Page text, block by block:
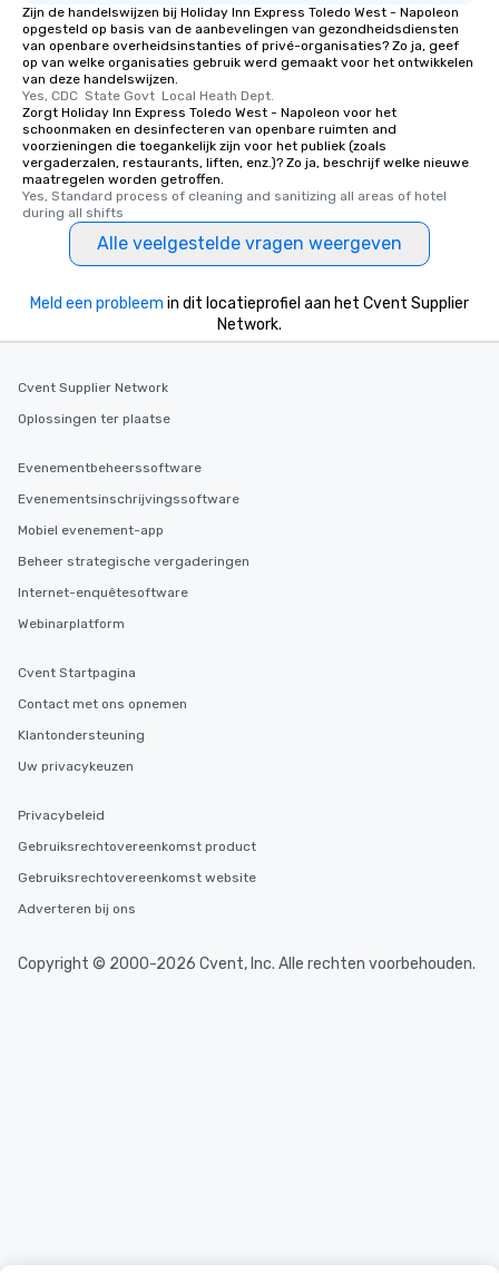
Zijn de handelswijzen bij Holiday Inn Express Toledo West - Napoleon
opgesteld op basis van de aanbevelingen van gezondheidsdiensten
van openbare overheidsinstanties of privé-organisaties? Zo ja, geef
op van welke organisaties gebruik werd gemaakt voor het ontwikkelen
van deze handelswijzen.
Yes, CDC  State Govt  Local Heath Dept.
Zorgt Holiday Inn Express Toledo West - Napoleon voor het
schoonmaken en desinfecteren van openbare ruimten and
voorzieningen die toegankelijk zijn voor het publiek (zoals
vergaderzalen, restaurants, liften, enz.)? Zo ja, beschrijf welke nieuwe
maatregelen worden getroffen.
Yes, Standard process of cleaning and sanitizing all areas of hotel
during all shifts
Alle veelgestelde vragen weergeven
Meld een probleem in dit locatieprofiel aan het Cvent Supplier
Network.
Cvent Supplier Network
Oplossingen ter plaatse
Evenementbeheerssoftware
Evenementsinschrijvingssoftware
Mobiel evenement-app
Beheer strategische vergaderingen
Internet-enquêtesoftware
Webinarplatform
Cvent Startpagina
Contact met ons opnemen
Klantondersteuning
Uw privacykeuzen
Privacybeleid
Gebruiksrechtovereenkomst product
Gebruiksrechtovereenkomst website
Adverteren bij ons
Copyright © 2000-2026 Cvent, Inc. Alle rechten voorbehouden.